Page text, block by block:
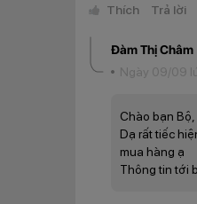
+ ROM 64GB, hỗ
Thích Trả lời
Đàm Thị Châm
Ngày 09/09
Chào bạn Bộ,
Dạ rất tiếc
mua hàng ạ
Thông tin tới